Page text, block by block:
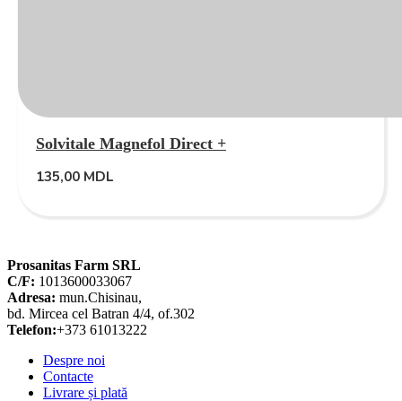
Solvitale Magnefol Direct +
135,00 MDL
Prosanitas Farm SRL
C/F: 1013600033067
Adresa: mun.Chisinau,
bd. Mircea cel Batran 4/4, of.302
Telefon:+373 61013222
Despre noi
Contacte
Livrare și plată